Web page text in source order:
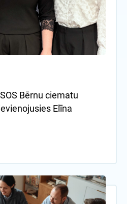
Bērnu ciematu
Elīna